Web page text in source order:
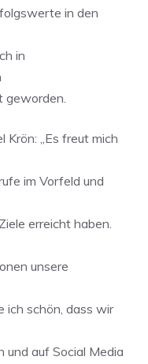
in den
in
geworden.
Krön: „Es freut mich
im Vorfeld und
erreicht haben.
unsere
ich schön, dass wir
und auf Social Media